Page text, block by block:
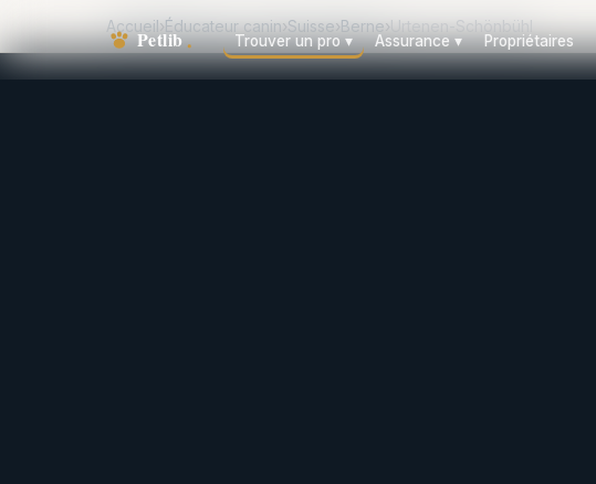
Trouver un pro▾ Assurance▾ Propriétaires
Accueil›Éducateur canin›Suisse›Berne›Urtenen-Schönbühl